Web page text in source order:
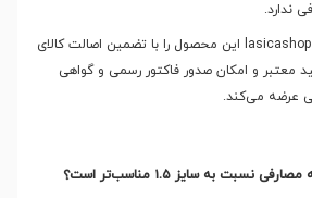
.
lasicashop این محصول را با تضمین اصالت کالای
معتبر و امکان صدور فاکتور رسمی و گواهی
عرضه می‌کند.
مصارفی نسبت به سایز ۱.۵ مناسب‌تر است؟